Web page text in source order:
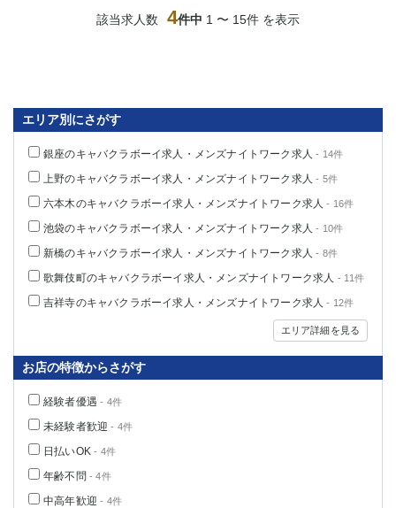
該当求人数 4件中 1 〜 15件 を表示
エリア別にさがす
銀座のキャバクラボーイ求人・メンズナイトワーク求人 - 14件
上野のキャバクラボーイ求人・メンズナイトワーク求人 - 5件
六本木のキャバクラボーイ求人・メンズナイトワーク求人 - 16件
池袋のキャバクラボーイ求人・メンズナイトワーク求人 - 10件
新橋のキャバクラボーイ求人・メンズナイトワーク求人 - 8件
歌舞伎町のキャバクラボーイ求人・メンズナイトワーク求人 - 11件
吉祥寺のキャバクラボーイ求人・メンズナイトワーク求人 - 12件
エリア詳細を見る
お店の特徴からさがす
経験者優遇 - 4件
未経験者歓迎 - 4件
日払いOK - 4件
年齢不問 - 4件
中高年歓迎 - 4件